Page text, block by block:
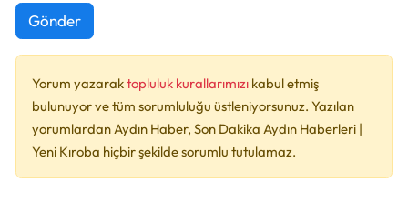
Gönder
Yorum yazaraktopluluk kurallarımızı kabul etmiş
bulunuyor ve tüm sorumluluğu üstleniyorsunuz. Yazılan
yorumlardan Aydın Haber, Son Dakika Aydın Haberleri |
Yeni Kıroba hiçbir şekilde sorumlu tutulamaz.